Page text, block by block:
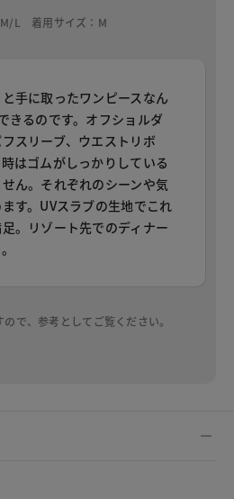
M/L 着用サイズ：M
手に取ったワンピースなん
きるのです。オフショルダ
スリーブ、ウエストリボ
はゴムがしっかりしている
ん。それぞれのシーンや気
す。UVスラブの生地でこれ
。リゾート先でのディナー
で、参考としてご覧ください。